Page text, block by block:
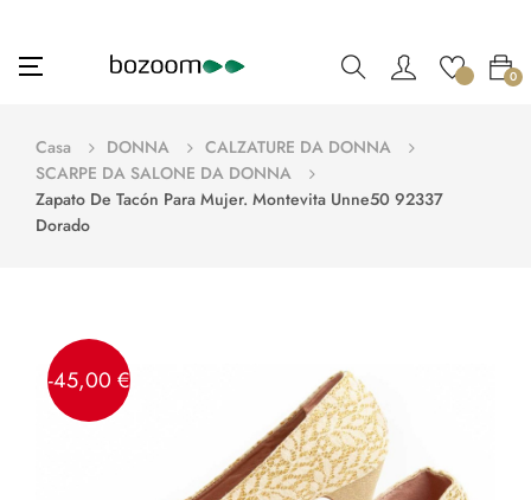
navigazione
☰ 0
Casa DONNA
CALZATURE DA DONNA
SCARPE DA SALONE DA DONNA
Zapato De Tacón Para Mujer. Montevita Unne50 92337
Dorado
-45,00 €